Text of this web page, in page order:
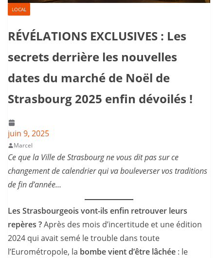
LOCAL
RÉVÉLATIONS EXCLUSIVES : Les
secrets derrière les nouvelles
dates du marché de Noël de
Strasbourg 2025 enfin dévoilés !
juin 9, 2025
Marcel
Ce que la Ville de Strasbourg ne vous dit pas sur ce
changement de calendrier qui va bouleverser vos traditions
de fin d’année…
Les Strasbourgeois vont-ils enfin retrouver leurs
repères ?Après des mois d’incertitude et une édition
2024 qui avait semé le trouble dans toute
l’Eurométropole, la bombe vient d’être lâchée : le